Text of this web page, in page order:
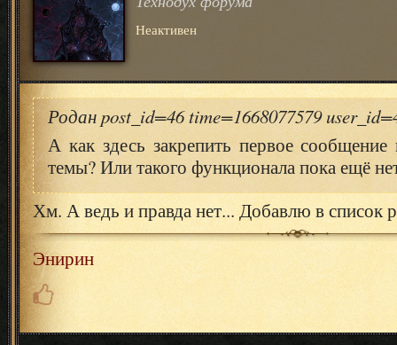
Неактивен
Родан post_id=46 time=1668077579
А как здесь закрепить первое сообщение
темы? Или такого функционала пока ещё
Хм. А ведь и правда нет... Добавлю в список
Энирин